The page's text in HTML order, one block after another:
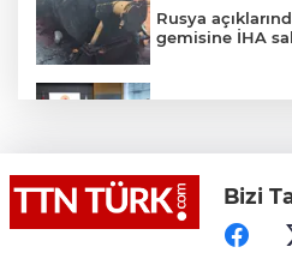
Rusya
gemisine İHA
Lukaku Fener’e
Bizi